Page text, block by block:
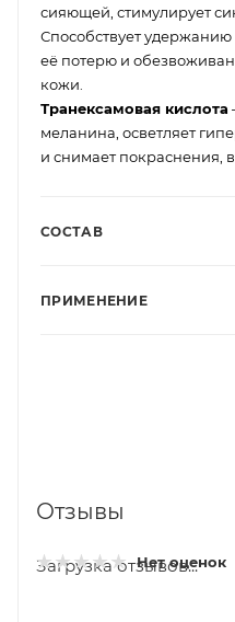
сияющей, стимулирует
Способствует
её потерю и
кожи.
Транексамовая кислота
меланина, осветляет
и снимает покраснения,
СОСТАВ
ПРИМЕНЕНИЕ
Отзывы
Нет оценок
Загрузка отзывов...